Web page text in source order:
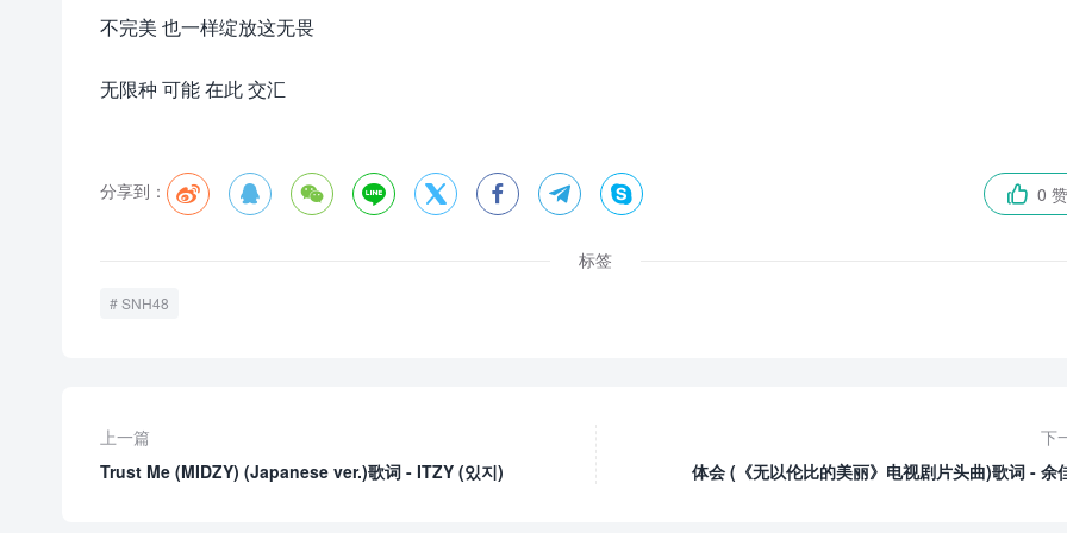
不完美 也一样绽放这无畏
无限种 可能 在此 交汇
分享到：          0 赞
标签
SNH48
上一篇
Trust Me (MIDZY) (Japanese ver.)歌词 - ITZY (있지)
下
体会 (《无以伦比的美丽》电视剧片头曲)歌词 - 余